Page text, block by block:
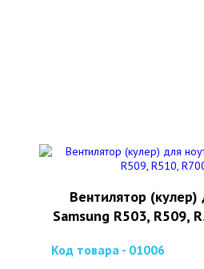
Вентилятор (кулер)
Samsung R503, R509,
Код товара - 01006